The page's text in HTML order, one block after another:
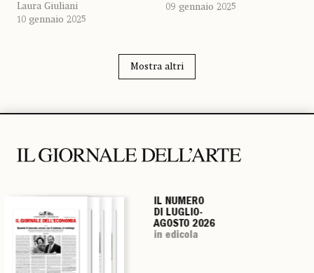
Laura Giuliani
10 gennaio 2025
09 gennaio 2025
Mostra altri
IL NUMERO
DI LUGLIO-
AGOSTO 2026
in edicola
IL NUMERO
DI LUGLIO-
AGOSTO 2026
in edicola
IL NUMERO
DI LUGLIO-
AGOSTO 2026
in edicola
IL NUMERO
DI LUGLIO-
AGOSTO 2026
in edicola